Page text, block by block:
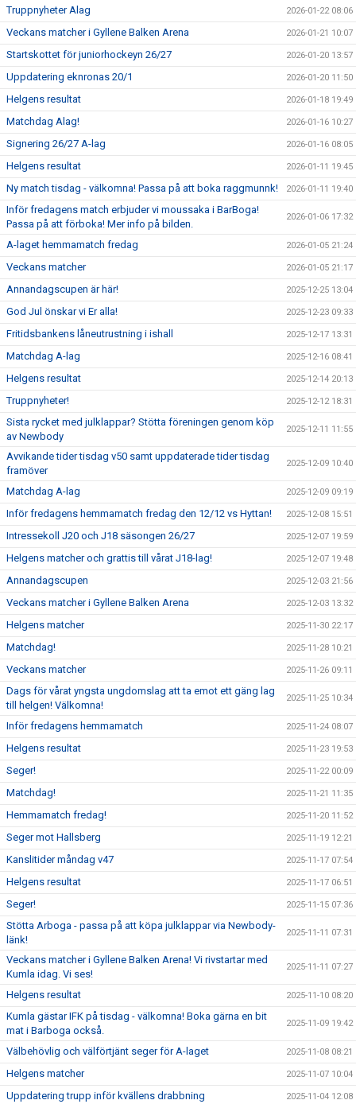
Truppnyheter Alag 2026-01-22 08:06
Veckans matcher i Gyllene Balken Arena 2026-01-21 10:07
Startskottet för juniorhockeyn 26/27 2026-01-20 13:57
Uppdatering eknronas 20/1 2026-01-20 11:50
Helgens resultat 2026-01-18 19:49
Matchdag Alag! 2026-01-16 10:27
Signering 26/27 A-lag 2026-01-16 08:05
Helgens resultat 2026-01-11 19:45
Ny match tisdag - välkomna! Passa på att boka raggmunnk! 2026-01-11 19:40
Inför fredagens match erbjuder vi moussaka i BarBoga!
Passa på att förboka! Mer info på bilden.
2026-01-06 17:32
A-laget hemmamatch fredag 2026-01-05 21:24
Veckans matcher 2026-01-05 21:17
Annandagscupen är här! 2025-12-25 13:04
God Jul önskar vi Er alla! 2025-12-23 09:33
Fritidsbankens låneutrustning i ishall 2025-12-17 13:31
Matchdag A-lag 2025-12-16 08:41
Helgens resultat 2025-12-14 20:13
Truppnyheter! 2025-12-12 18:31
Sista rycket med julklappar? Stötta föreningen genom köp
av Newbody
2025-12-11 11:55
Avvikande tider tisdag v50 samt uppdaterade tider tisdag
framöver
2025-12-09 10:40
Matchdag A-lag 2025-12-09 09:19
Inför fredagens hemmamatch fredag den 12/12 vs Hyttan! 2025-12-08 15:51
Intressekoll J20 och J18 säsongen 26/27 2025-12-07 19:59
Helgens matcher och grattis till vårat J18-lag! 2025-12-07 19:48
Annandagscupen 2025-12-03 21:56
Veckans matcher i Gyllene Balken Arena 2025-12-03 13:32
Helgens matcher 2025-11-30 22:17
Matchdag! 2025-11-28 10:21
Veckans matcher 2025-11-26 09:11
Dags för vårat yngsta ungdomslag att ta emot ett gäng lag
till helgen! Välkomna!
2025-11-25 10:34
Inför fredagens hemmamatch 2025-11-24 08:07
Helgens resultat 2025-11-23 19:53
Seger! 2025-11-22 00:09
Matchdag! 2025-11-21 11:35
Hemmamatch fredag! 2025-11-20 11:52
Seger mot Hallsberg 2025-11-19 12:21
Kanslitider måndag v47 2025-11-17 07:54
Helgens resultat 2025-11-17 06:51
Seger! 2025-11-15 07:36
Stötta Arboga - passa på att köpa julklappar via Newbody-
länk!
2025-11-11 07:31
Veckans matcher i Gyllene Balken Arena! Vi rivstartar med
Kumla idag. Vi ses!
2025-11-11 07:27
Helgens resultat 2025-11-10 08:20
Kumla gästar IFK på tisdag - välkomna! Boka gärna en bit
mat i Barboga också.
2025-11-09 19:42
Välbehövlig och välförtjänt seger för A-laget 2025-11-08 08:21
Helgens matcher 2025-11-07 10:04
Uppdatering trupp inför kvällens drabbning 2025-11-04 12:08